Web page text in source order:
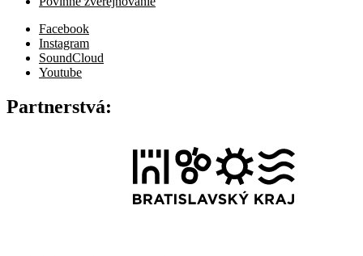
Facebook
Instagram
SoundCloud
Youtube
Partnerstvá: